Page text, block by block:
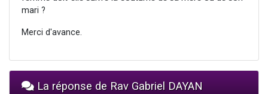
mari ?
Merci d'avance.
La réponse de Rav Gabriel DAYAN